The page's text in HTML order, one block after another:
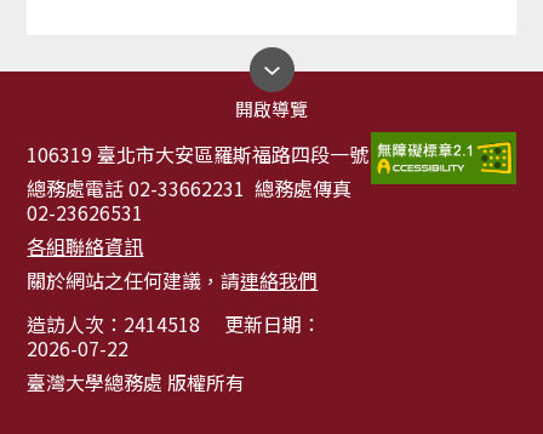
開啟導覽
106319 臺北市大安區羅斯福路四段一號
總務處電話 02-33662231 總務處傳真
02-23626531
各組聯絡資訊
關於網站之任何建議，請連絡我們
造訪人次： 2414518
更新日期：
2026-07-22
臺灣大學總務處 版權所有